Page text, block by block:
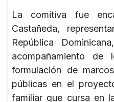
La comitiva fue
Castañeda,
República
acompañamiento
formulación de
públicas en el
familiar que cursa en